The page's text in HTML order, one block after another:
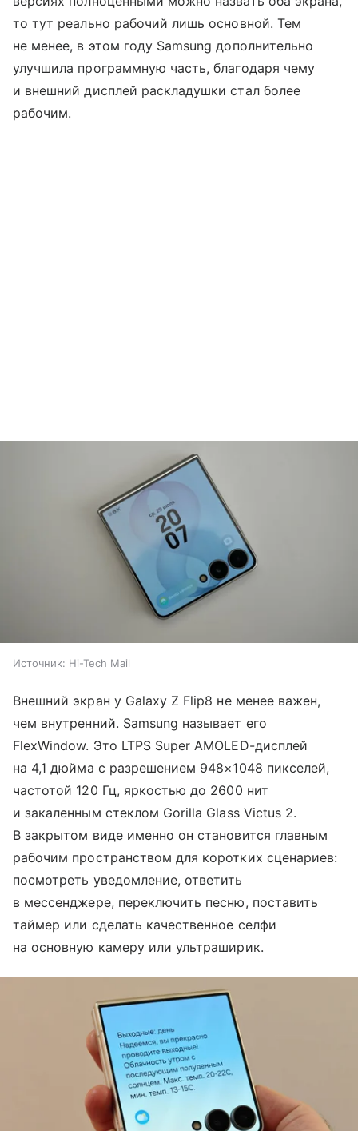
то тут реально рабочий лишь основной. Тем
не менее, в этом году Samsung дополнительно
улучшила программную часть, благодаря чему
и внешний дисплей раскладушки стал более
рабочим.
Источник: Hi-Tech Mail
Внешний экран у Galaxy Z Flip8 не менее важен,
чем внутренний. Samsung называет его
FlexWindow. Это LTPS Super AMOLED-дисплей
на 4,1 дюйма с разрешением 948×1048 пикселей,
частотой 120 Гц, яркостью до 2600 нит
и закаленным стеклом Gorilla Glass Victus 2.
В закрытом виде именно он становится главным
рабочим пространством для коротких сценариев:
посмотреть уведомление, ответить
в мессенджере, переключить песню, поставить
таймер или сделать качественное селфи
на основную камеру или ультраширик.